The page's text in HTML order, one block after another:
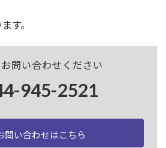
す。
問い合わせください
945-2521
問い合わせはこちら